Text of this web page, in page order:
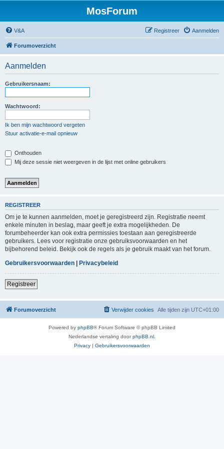
MosForum
V&A Aanmelden
Registreer
Forumoverzicht
Aanmelden
Gebruikersnaam:
Wachtwoord:
Ik ben mijn wachtwoord vergeten
Stuur activatie-e-mail opnieuw
Onthouden
Mij deze sessie niet weergeven in de lijst met online gebruikers
REGISTREER
Om je te kunnen aanmelden, moet je geregistreerd zijn. Registratie neemt
enkele minuten in beslag, maar geeft je extra mogelijkheden. De
forumbeheerder kan ook extra permissies toestaan aan geregistreerde
gebruikers. Lees voor registratie onze gebruiksvoorwaarden en het
bijbehorend beleid. Bekijk ook de regels als je gebruik maakt van het forum.
Gebruikersvoorwaarden | Privacybeleid
Registreer
Forumoverzicht Alle tijden zijn UTC+01:00
Verwijder cookies
Powered by phpBB® Forum Software © phpBB Limited
Nederlandse vertaling doorphpBB.nl
Privacy | Gebruikersvoorwaarden